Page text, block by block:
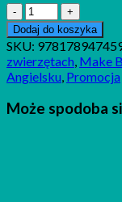
ilość
First
100
Animal
Words
Dodaj do koszyka
SKU:
zwierzętach, Make
Angielsku, Promocja
Może spodoba